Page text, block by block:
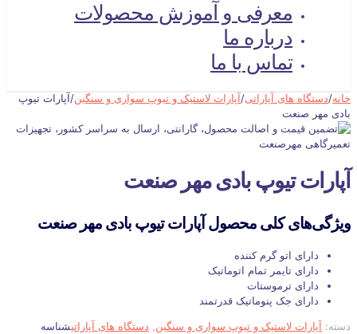
معرفی و آموزش محصولات
درباره ما
تماس با ما
خانه/دستگاه های آپاراتی/آپارات لاستیک و تیوپ سواری و سنگین/آپارات تیوپ
بادی مهر صنعت
آپارات تیوپ بادی مهر صنعت
ویژگی‌های کلی محصول آپارات تیوپ بادی مهر صنعت
دارای اتو گرم کننده
دارای تایمر تمام اتوماتیک
دارای ترموستات
دارای جک پنوماتیک قدرتمند
دسته: آپارات لاستیک و تیوپ سواری و سنگین, دستگاه های آپاراتیشناسه